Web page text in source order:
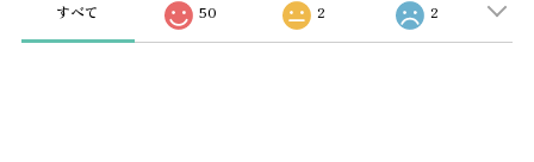
すべて 50 2 2